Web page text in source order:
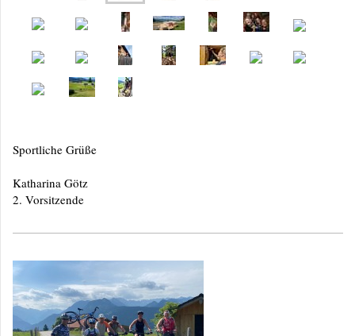
Sportliche Grüße
Katharina Götz
2. Vorsitzende